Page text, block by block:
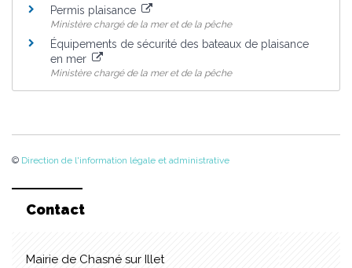
Permis plaisance
Ministère chargé de la mer et de la pêche
Équipements de sécurité des bateaux de plaisance
en mer
Ministère chargé de la mer et de la pêche
© Direction de l'information légale et administrative
Contact
Mairie de Chasné sur Illet